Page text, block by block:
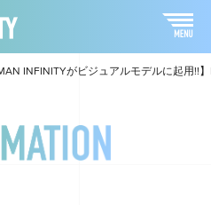
INFINITYがビジュアルモデルに起用!!